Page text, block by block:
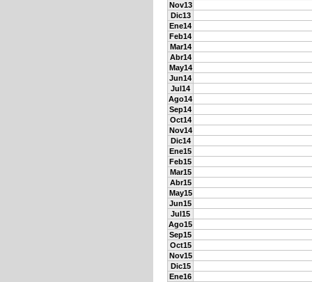
Nov13
Dic13
Ene14
Feb14
Mar14
Abr14
May14
Jun14
Jul14
Ago14
Sep14
Oct14
Nov14
Dic14
Ene15
Feb15
Mar15
Abr15
May15
Jun15
Jul15
Ago15
Sep15
Oct15
Nov15
Dic15
Ene16